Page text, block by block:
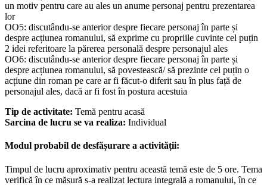
un motiv pentru care au ales un anume personaj pentru prezentarea
lor
OO5: discutându-se anterior despre fiecare personaj în parte și
despre acțiunea romanului, să exprime cu propriile cuvinte cel puțin
2 idei referitoare la părerea personală despre personajul ales
OO6: discutându-se anterior despre fiecare personaj în parte și
despre acțiunea romanului, să povestească/ să prezinte cel puțin o
acțiune din roman pe care ar fi făcut-o diferit sau în plus față de
personajul ales, dacă ar fi fost în postura acestuia
Tip de activitate: Temă pentru acasă
Sarcina de lucru se va realiza: Individual
Modul probabil de desfășurare a activității:
Timpul de lucru aproximativ pentru această temă este de 5 ore. Tema
verifică în ce măsură s-a realizat lectura integrală a romanului, în ce